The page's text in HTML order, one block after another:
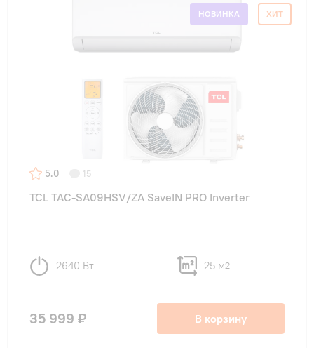
НОВИНКА ХИТ
5.0 15
TCL TAC-SA09HSV/ZA SaveIN PRO Inverter
2640 Вт 25 м2
35 999 ₽ В корзину